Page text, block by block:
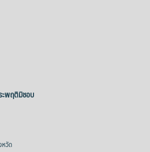
ะพฤติมิชอบ
หวัด